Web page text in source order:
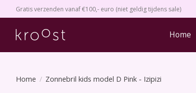
Gratis verzenden vanaf €100,- euro (niet geldig tijdens sale)
Home
Home / Zonnebril kids model D Pink - Izipizi